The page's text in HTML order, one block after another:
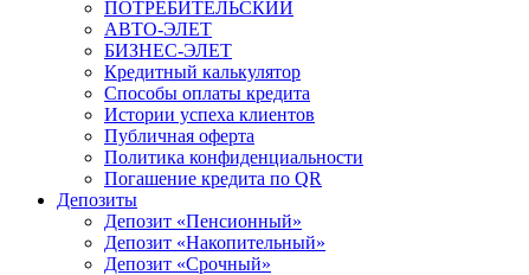
ПОТРЕБИТЕЛЬСКИЙ
АВТО-ЭЛЕТ
БИЗНЕС-ЭЛЕТ
Кредитный калькулятор
Способы оплаты кредита
Истории успеха клиентов
Публичная оферта
Политика конфиденциальности
Погашение кредита по QR
Депозиты
Депозит «Пенсионный»
Депозит «Накопительный»
Депозит «Срочный»